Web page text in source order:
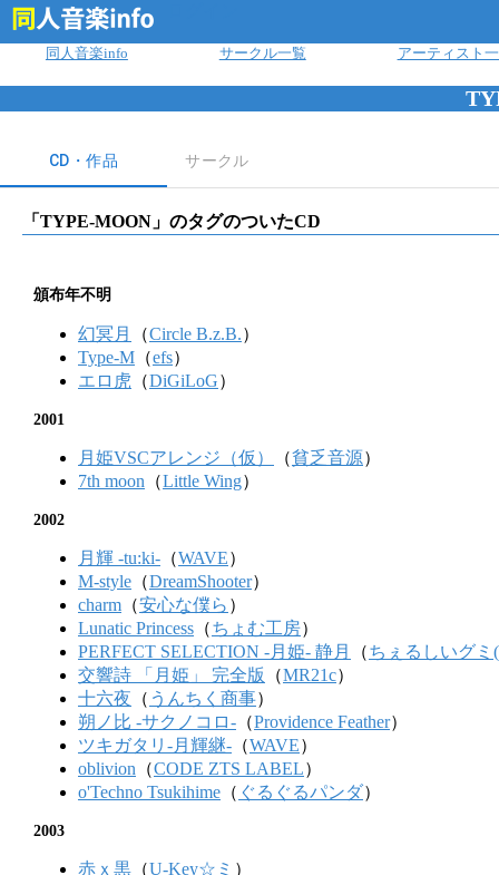
同人音楽info サークル一覧 アーティスト
CD・作品 サークル
「 TYPE-MOON 」のタグのついたCD
頒布年不明
幻冥月 （Circle B.z.B.）
Type-M （efs）
エロ虎 （DiGiLoG）
2001
月姫VSCアレンジ（仮） （貧乏音源）
7th moon （Little Wing）
2002
月輝 -tu:ki- （WAVE）
M-style （DreamShooter）
charm （安心な僕ら ）
Lunatic Princess （ちょむ工房）
PERFECT SELECTION -月姫- 静月
（ちぇるしいグミ
交響詩 「月姫」 完全版
（MR21c）
十六夜 （ うんちく商事）
朔ノ比 -サクノコロ- （Providence Feather）
ツキガタリ-月輝継- （WAVE）
oblivion （CODE ZTS LABEL）
o'Techno Tsukihime （ ぐるぐるパンダ）
2003
赤ｘ黒 （U-Key☆ミ ）